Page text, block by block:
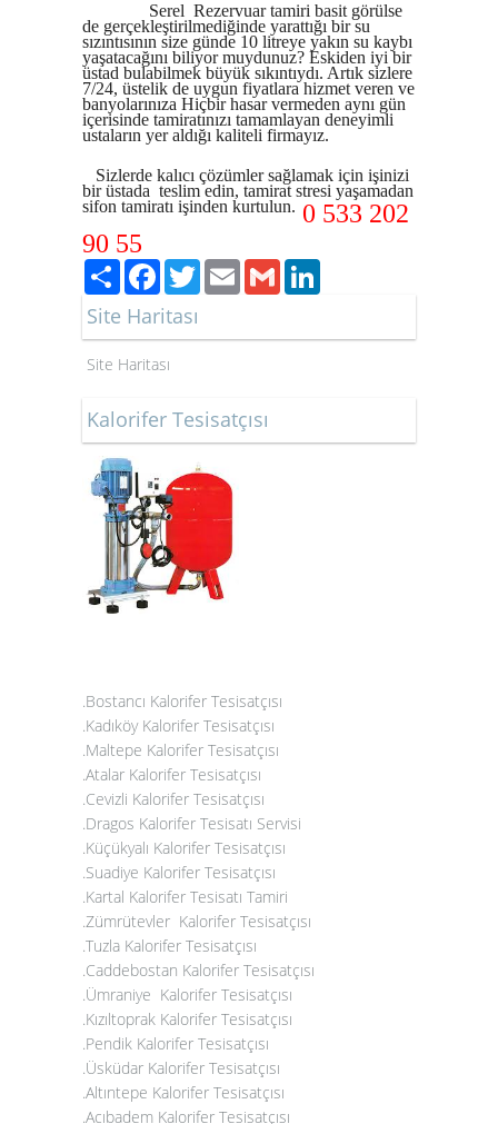
Serel Rezervuar tamiri basit görülse
de gerçekleştirilmediğinde yarattığı bir su
sızıntısının size günde 10 litreye yakın su kaybı
yaşatacağını biliyor muydunuz? Eskiden iyi bir
üstad bulabilmek büyük sıkıntıydı. Artık sizlere
7/24, üstelik de uygun fiyatlara hizmet veren ve
banyolarınıza Hiçbir hasar vermeden aynı gün
içerisinde tamiratınızı tamamlayan deneyimli
ustaların yer aldığı kaliteli firmayız.
Sizlerde kalıcı çözümler sağlamak için işinizi
bir üstada teslim edin, tamirat stresi yaşamadan
sifon tamiratı işinden kurtulun. 0 533 202
90 55
PaylaşFacebook
TwitterEmailGmail
Site Haritası
Site Haritası
Kalorifer Tesisatçısı
.Bostancı Kalorifer Tesisatçısı
.Kadıköy Kalorifer Tesisatçısı
.Maltepe Kalorifer Tesisatçısı
.Atalar Kalorifer Tesisatçısı
.Cevizli Kalorifer Tesisatçısı
.Dragos Kalorifer Tesisatı Servisi
.Küçükyalı Kalorifer Tesisatçısı
.Suadiye Kalorifer Tesisatçısı
.Kartal Kalorifer Tesisatı Tamiri
.Zümrütevler Kalorifer Tesisatçısı
.Tuzla Kalorifer Tesisatçısı
.Caddebostan Kalorifer Tesisatçısı
.Ümraniye Kalorifer Tesisatçısı
.Kızıltoprak Kalorifer Tesisatçısı
.Pendik Kalorifer Tesisatçısı
.Üsküdar Kalorifer Tesisatçısı
.Altıntepe Kalorifer Tesisatçısı
.Acıbadem Kalorifer Tesisatçısı